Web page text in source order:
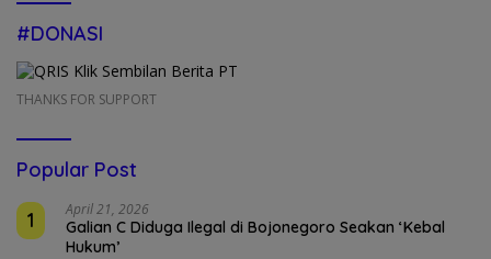
#DONASI
THANKS FOR SUPPORT
Popular Post
1
April 21, 2026
Galian C Diduga Ilegal di Bojonegoro Seakan ‘Kebal
Hukum’